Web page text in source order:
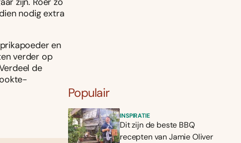
nodig extra
en
verder op
de
Populair
INSPIRATIE
Dit zijn de beste BBQ
recepten van Jamie Oliver